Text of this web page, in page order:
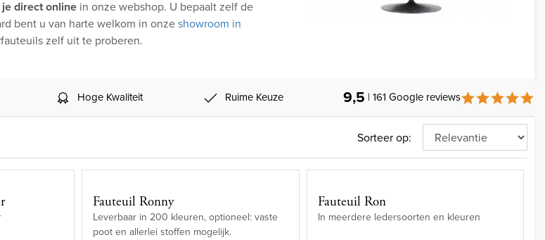
direct online in onze webshop. U bepaalt zelf de
bent u van harte welkom in onzeshowroom in
zelf uit te proberen.
Hoge Kwaliteit Ruime Keuze 9,5 | 161 Google reviews
Sorteer op:
Fauteuil Ronny
Leverbaar in 200 kleuren, optioneel: vaste
poot en allerlei stoffen mogelijk.
Fauteuil Ron
In meerdere ledersoorten en kleuren